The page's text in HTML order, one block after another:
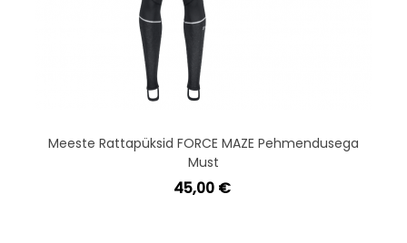
Meeste Rattapüksid FORCE MAZE Pehmendusega
Must
45,00 €